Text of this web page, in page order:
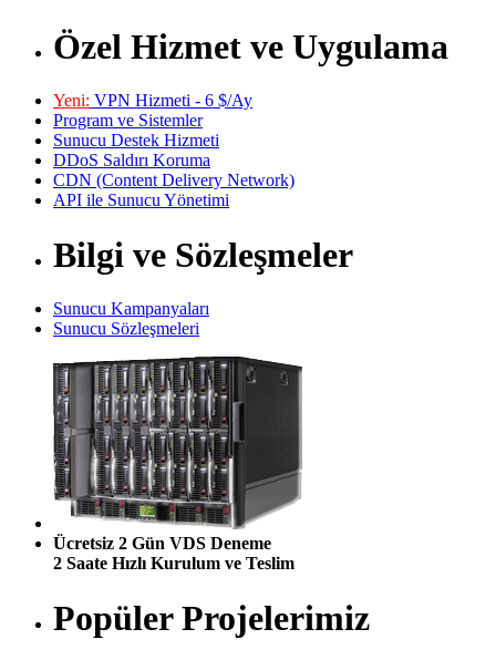
Özel Hizmet ve Uygulama
Yeni: VPN Hizmeti - 6 $/Ay
Program ve Sistemler
Sunucu Destek Hizmeti
DDoS Saldırı Koruma
CDN (Content Delivery Network)
API ile Sunucu Yönetimi
Bilgi ve Sözleşmeler
Sunucu Kampanyaları
Sunucu Sözleşmeleri
Ücretsiz 2 Gün VDS Deneme
2 Saate Hızlı Kurulum ve Teslim
Popüler Projelerimiz